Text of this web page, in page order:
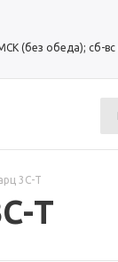
(без обеда); сб-
3С-Т
Т